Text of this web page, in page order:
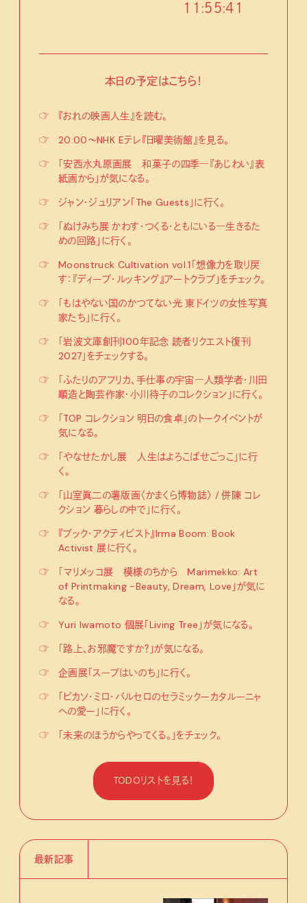
１１:５５:４３
本日の予定はこちら！
☞
『おれの映画人生』を読む。
☞
20:00〜NHK Eテレ『日曜美術館』を見る。
☞
「安西水丸原画展 和菓子の四季―『あじわい』表
紙画から」が気になる。
☞
ジャン・ジュリアン「The Guests」に行く。
☞
「ぬけみち展 かわす・つくる・ともにいる―生きるた
めの回路」に行く。
☞
Moonstruck Cultivation vol.1「想像力を取り戻
す：『ディープ・ルッキング』アートクラブ」をチェック。
☞
「もはやない国のかつてない光 東ドイツの女性写真
家たち」に行く。
☞
「岩波文庫創刊100年記念 読者リクエスト復刊
2027」をチェックする。
☞
「ふたりのアフリカ、手仕事の宇宙―人類学者・川田
順造と陶芸作家・小川待子のコレクション」に行く。
☞
「TOP コレクション 明日の食卓」のトークイベントが
気になる。
☞
「やなせたかし展 人生はよろこばせごっこ」に行
く。
☞
「山室眞二の薯版画〈かまくら博物誌〉 / 併陳 コレ
クション 暮らしの中で」に行く。
☞
『ブック・アクティビスト』Irma Boom: Book
Activist 展に行く。
☞
「マリメッコ展 模様のちから Marimekko: Art
of Printmaking -Beauty, Dream, Love」が気に
なる。
☞
Yuri Iwamoto 個展「Living Tree」が気になる。
☞
「路上、お邪魔ですか？」が気になる。
☞
企画展「スープはいのち」に行く。
☞
「ピカソ・ミロ・バルセロのセラミックーカタルーニャ
への愛ー」に行く。
☞
「未来のほうからやってくる。」をチェック。
TODOリストを見る！
最新記事